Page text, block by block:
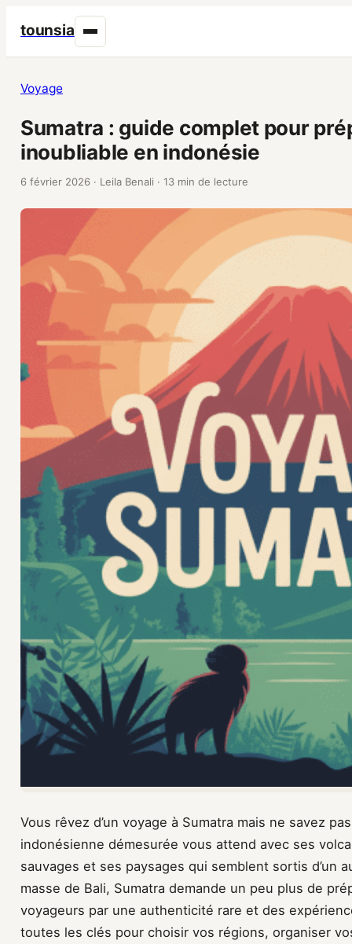
tounsia
Voyage
Sumatra : guide complet pour
inoubliable en indonésie
6 février 2026 · Leila Benali · 13 min de lecture
Vous rêvez d’un voyage à Sumatra mais ne savez
indonésienne démesurée vous attend avec ses
sauvages et ses paysages qui semblent sortis d’un
masse de Bali, Sumatra demande un peu plus de
voyageurs par une authenticité rare et des
toutes les clés pour choisir vos régions, organiser